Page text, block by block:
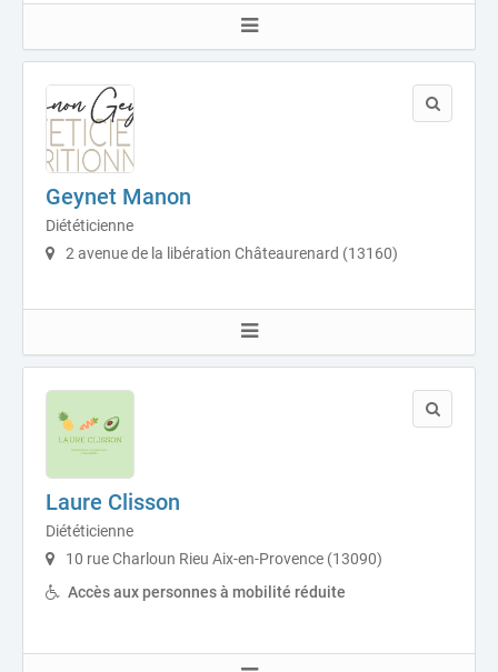
Geynet Manon
Diététicienne
2 avenue de la libération Châteaurenard (13160)
Laure Clisson
Diététicienne
10 rue Charloun Rieu Aix-en-Provence (13090)
Accès aux personnes à mobilité réduite